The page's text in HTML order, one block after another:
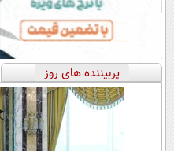
پربیننده های روز